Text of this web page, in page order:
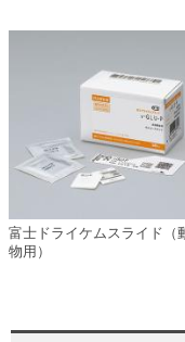
富士ドライケムスライド（
物用）